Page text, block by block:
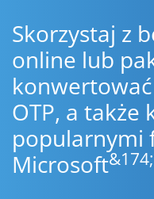
Skorzystaj z
online lub
konwertować
OTP, a także
popularnymi
Microsoft&174;